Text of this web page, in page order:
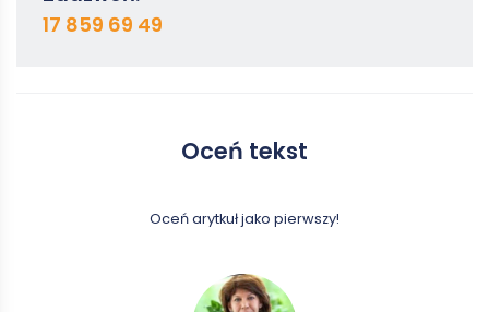
17 859 69 49
Oceń tekst
Oceń arytkuł jako pierwszy!